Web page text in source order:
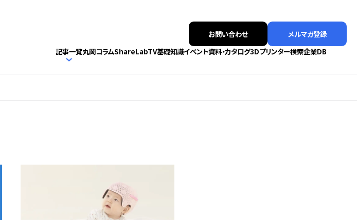
お問い合わせ
メルマガ登録
記事一覧丸岡コラムShareLabTV基礎知識イベント資料・カタログ3Dプリンター検索企業DB